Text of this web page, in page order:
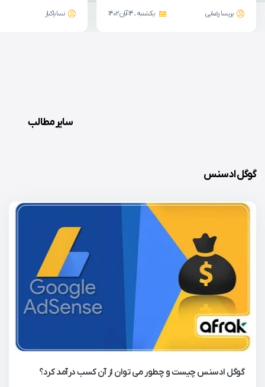
پریسا رضایی یکشنبه ، 14 آبان 1402 نسا پاکباز
سایر مطالب
گوگل ادسنس
گوگل ادسنس چیست و چطور می توان از آن کسب درآمد کرد؟